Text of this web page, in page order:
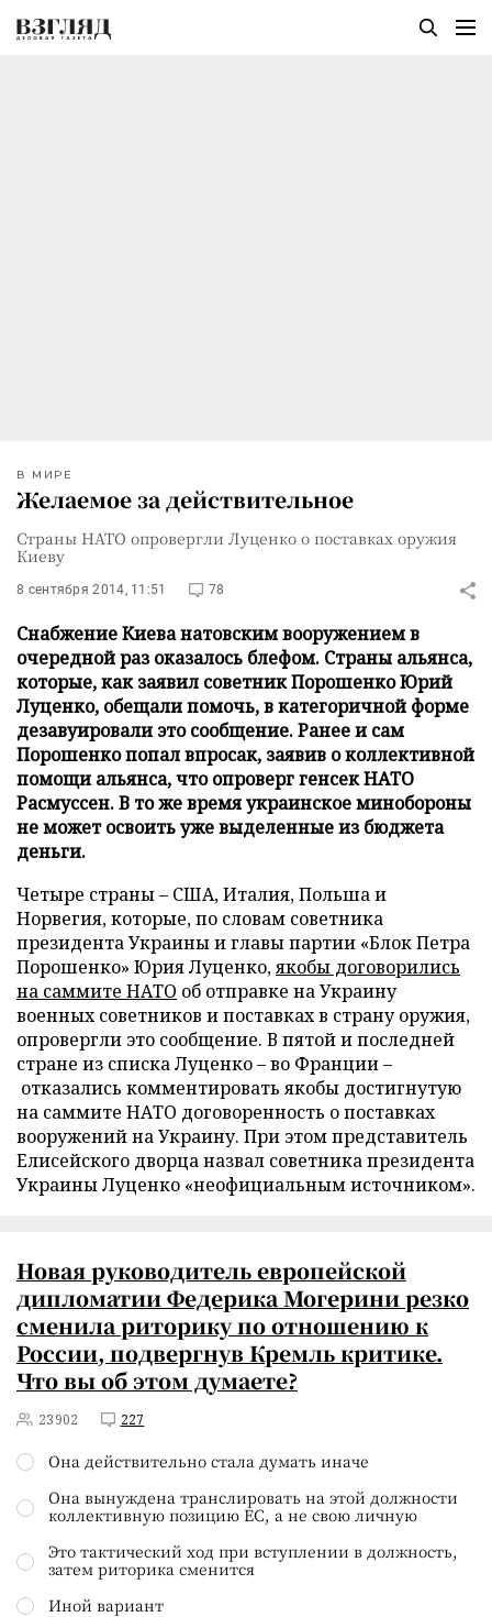
В МИРЕ
Желаемое за действительное
Страны НАТО опровергли Луценко о поставках оружия
Киеву
8 сентября 2014, 11:51 78
Снабжение Киева натовским вооружением в
очередной раз оказалось блефом. Страны альянса,
которые, как заявил советник Порошенко Юрий
Луценко, обещали помочь, в категоричной форме
дезавуировали это сообщение. Ранее и сам
Порошенко попал впросак, заявив о коллективной
помощи альянса, что опроверг генсек НАТО
Расмуссен. В то же время украинское минобороны
не может освоить уже выделенные из бюджета
деньги.
Четыре страны – США, Италия, Польша и
Норвегия, которые, по словам советника
президента Украины и главы партии «Блок Петра
Порошенко» Юрия Луценко,якобы договорились
на саммите НАТО об отправке на Украину
военных советников и поставках в страну оружия,
опровергли это сообщение. В пятой и последней
стране из списка Луценко – во Франции –
отказались комментировать якобы достигнутую
на саммите НАТО договоренность о поставках
вооружений на Украину. При этом представитель
Елисейского дворца назвал советника президента
Украины Луценко «неофициальным источником».
Новая руководитель европейской
дипломатии Федерика Могерини резко
сменила риторику по отношению к
России, подвергнув Кремль критике.
Что вы об этом думаете?
23902 227
Она действительно стала думать иначе
Она вынуждена транслировать на этой должности
коллективную позицию ЕС, а не свою личную
Это тактический ход при вступлении в должность,
затем риторика сменится
Иной вариант